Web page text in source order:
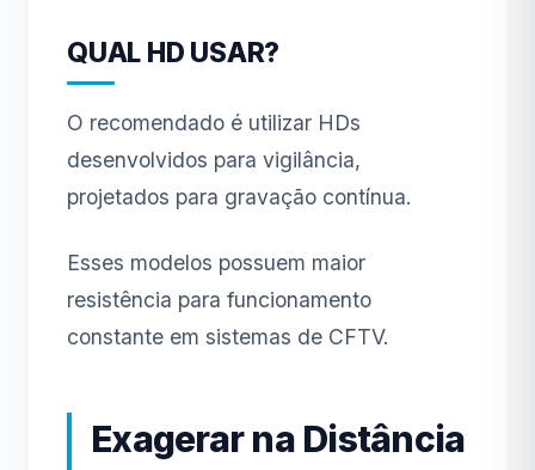
QUAL HD USAR?
O recomendado é utilizar HDs
desenvolvidos para vigilância,
projetados para gravação contínua.
Esses modelos possuem maior
resistência para funcionamento
constante em sistemas de CFTV.
Exagerar na Distância